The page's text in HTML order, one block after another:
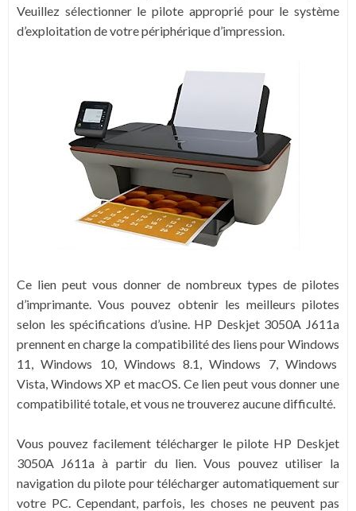
Veuillez sélectionner le pilote approprié pour le système
d’exploitation de votre périphérique d’impression.
Ce lien peut vous donner de nombreux types de pilotes
d’imprimante. Vous pouvez obtenir les meilleurs pilotes
selon les spécifications d’usine. HP Deskjet 3050A J611a
prennent en charge la compatibilité des liens pour Windows
11, Windows 10, Windows 8.1, Windows 7, Windows
Vista, Windows XP et macOS. Ce lien peut vous donner une
compatibilité totale, et vous ne trouverez aucune difficulté.
Vous pouvez facilement télécharger le pilote HP Deskjet
3050A J611a à partir du lien. Vous pouvez utiliser la
navigation du pilote pour télécharger automatiquement sur
votre PC. Cependant, parfois, les choses ne peuvent pas